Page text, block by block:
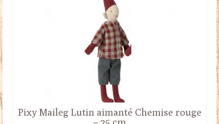
Pixy Maileg Lutin aimanté Chemise rouge